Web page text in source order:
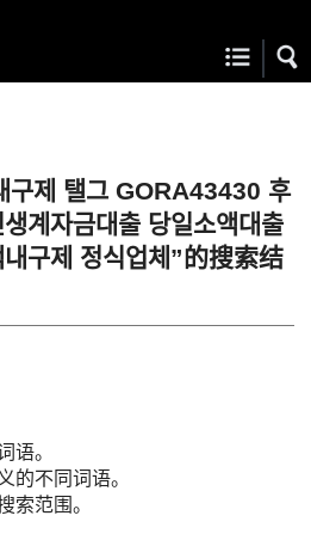
구제 탤그 GORA43430 후
계자금대출 당일소액대출
내구제 정식업체”的搜索结
语。
的不同词语。
索范围。